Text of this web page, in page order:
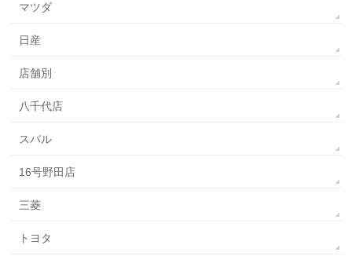
マツダ
日産
店舗別
八千代店
スバル
16号野田店
三菱
トヨタ